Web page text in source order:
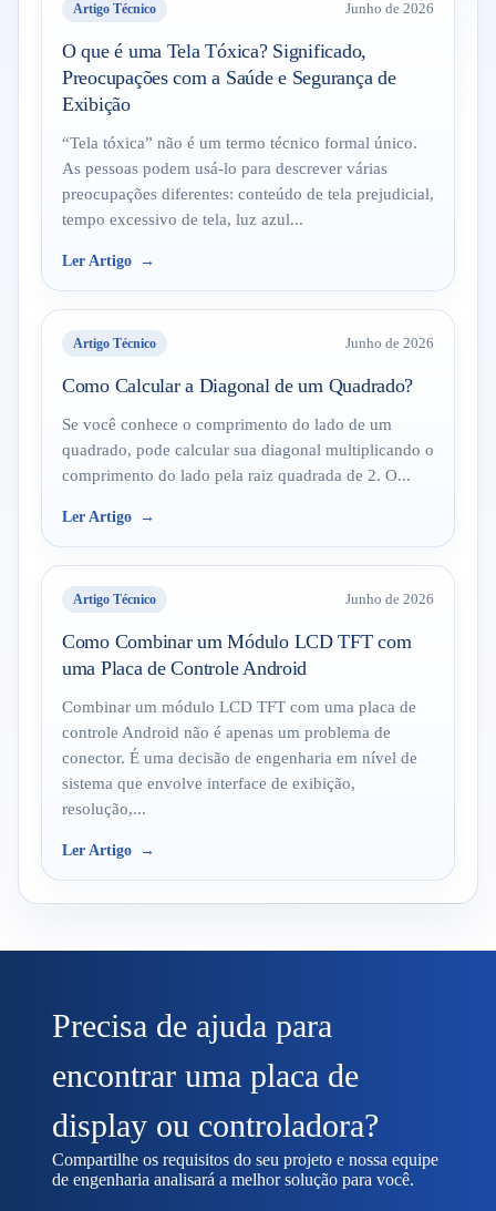
Artigo Técnico Junho de 2026
O que é uma Tela Tóxica? Significado,
Preocupações com a Saúde e Segurança de
Exibição
“Tela tóxica” não é um termo técnico formal único.
As pessoas podem usá-lo para descrever várias
preocupações diferentes: conteúdo de tela prejudicial,
tempo excessivo de tela, luz azul...
Ler Artigo
Artigo Técnico Junho de 2026
Como Calcular a Diagonal de um Quadrado?
Se você conhece o comprimento do lado de um
quadrado, pode calcular sua diagonal multiplicando o
comprimento do lado pela raiz quadrada de 2. O...
Ler Artigo
Artigo Técnico Junho de 2026
Como Combinar um Módulo LCD TFT com
uma Placa de Controle Android
Combinar um módulo LCD TFT com uma placa de
controle Android não é apenas um problema de
conector. É uma decisão de engenharia em nível de
sistema que envolve interface de exibição,
resolução,...
Ler Artigo
Precisa de ajuda para
encontrar uma placa de
display ou controladora?
Compartilhe os requisitos do seu projeto e nossa equipe
de engenharia analisará a melhor solução para você.